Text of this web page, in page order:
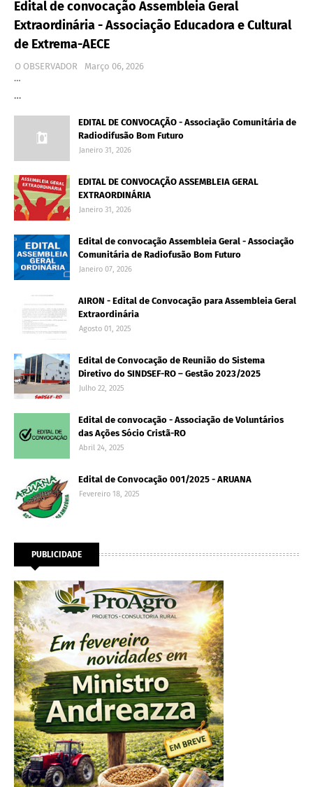
Edital de convocação Assembleia Geral
Extraordinária - Associação Educadora e Cultural
de Extrema-AECE
O OBSERVADOR
Março 06, 2026
…
…
EDITAL DE CONVOCAÇÃO - Associação Comunitária de
Radiodifusão Bom Futuro
Janeiro 31, 2026
EDITAL DE CONVOCAÇÃO ASSEMBLEIA GERAL
EXTRAORDINÁRIA
Janeiro 31, 2026
Edital de convocação Assembleia Geral - Associação
Comunitária de Radiofusão Bom Futuro
Janeiro 07, 2026
AIRON - Edital de Convocação para Assembleia Geral
Extraordinária
Agosto 01, 2025
Edital de Convocação de Reunião do Sistema
Diretivo do SINDSEF-RO – Gestão 2023/2025
Julho 22, 2025
Edital de convocação - Associação de Voluntários
das Ações Sócio Cristã-RO
Abril 24, 2025
Edital de Convocação 001/2025 - ARUANA
Fevereiro 18, 2025
PUBLICIDADE